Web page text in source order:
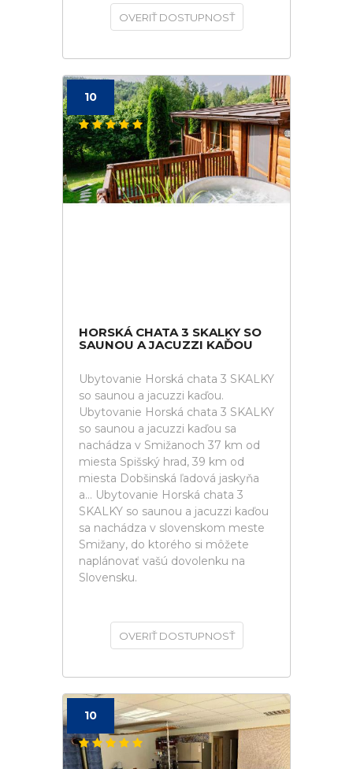
OVERIŤ DOSTUPNOSŤ
10
HORSKÁ CHATA 3 SKALKY SO
SAUNOU A JACUZZI KAĎOU
Ubytovanie Horská chata 3 SKALKY
so saunou a jacuzzi kaďou.
Ubytovanie Horská chata 3 SKALKY
so saunou a jacuzzi kaďou sa
nachádza v Smižanoch 37 km od
miesta Spišský hrad, 39 km od
miesta Dobšinská ľadová jaskyňa
a... Ubytovanie Horská chata 3
SKALKY so saunou a jacuzzi kaďou
sa nachádza v slovenskom meste
Smižany, do ktorého si môžete
naplánovať vašú dovolenku na
Slovensku.
OVERIŤ DOSTUPNOSŤ
10